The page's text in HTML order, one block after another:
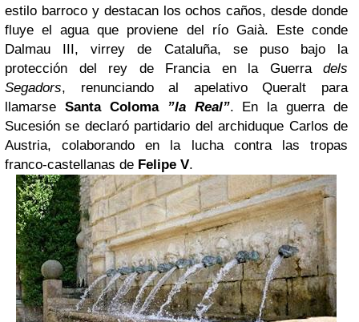
estilo barroco y destacan los ochos caños, desde donde
fluye el agua que proviene del río Gaià. Este conde
Dalmau III, virrey de Cataluña, se puso bajo la
protección del rey de Francia en la Guerra dels
Segadors, renunciando al apelativo Queralt para
llamarse Santa Coloma ”la Real”. En la guerra de
Sucesión se declaró partidario del archiduque Carlos de
Austria, colaborando en la lucha contra las tropas
franco-castellanas de Felipe V.